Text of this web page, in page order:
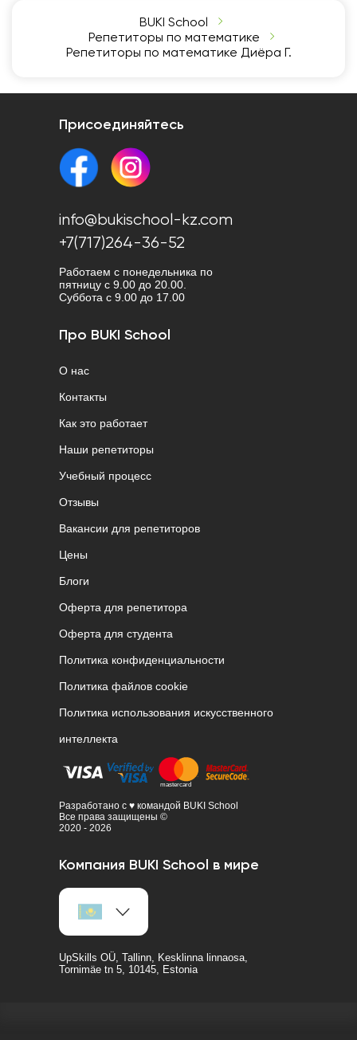
BUKI School
Репетиторы по математике
Репетиторы по математике Диёра Г.
Присоединяйтесь
info@bukischool-kz.com
+7(717)264-36-52
Работаем с понедельника по
пятницу с 9.00 до 20.00.
Cуббота с 9.00 до 17.00
Про BUKI School
О нас
Контакты
Как это работает
Наши репетиторы
Учебный процесс
Отзывы
Вакансии для репетиторов
Цены
Блоги
Оферта для репетитора
Оферта для студента
Политика конфиденциальности
Политика файлов cookie
Политика использования искусственного
интеллекта
Разработано с ♥ командой BUKI School
Все права защищены ©
2020 - 2026
Компания BUKI School в мире
UpSkills OÜ, Tallinn, Kesklinna linnaosa,
Tornimäe tn 5, 10145, Estonia